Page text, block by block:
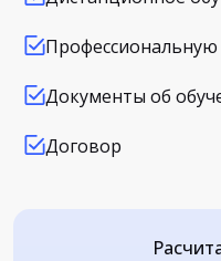
Документы об
Договор